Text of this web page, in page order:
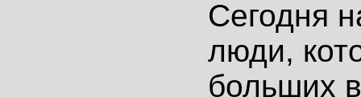
Сегодня
люди,
больших